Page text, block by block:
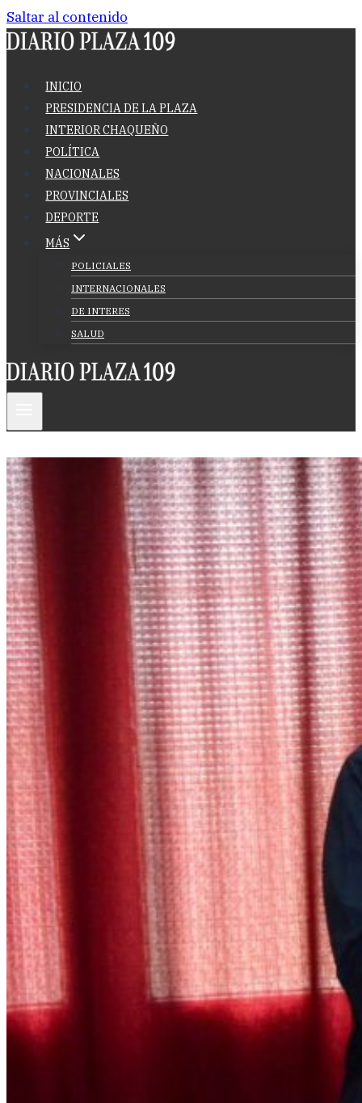
Saltar al contenido
INICIO
PRESIDENCIA DE LA PLAZA
INTERIOR CHAQUEÑO
POLÍTICA
NACIONALES
PROVINCIALES
DEPORTE
MÁS
POLICIALES
INTERNACIONALES
DE INTERES
SALUD